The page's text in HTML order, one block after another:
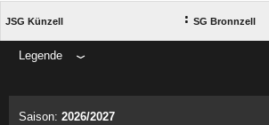
JSG Künzell : SG Bronnzell
Legende
Saison: 2026/2027